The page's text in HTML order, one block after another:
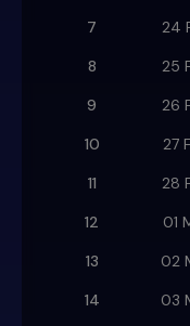
7
24
8
25
9
26
10
27
11
28
12
01
13
02
14
03